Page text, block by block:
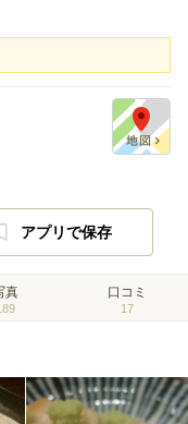
アプリで保存
真 口コミ
17